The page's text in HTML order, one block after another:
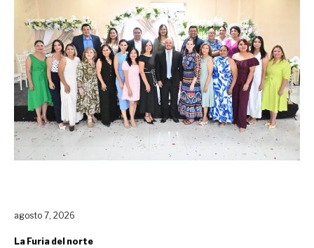
agosto 7, 2026
La Furia del norte